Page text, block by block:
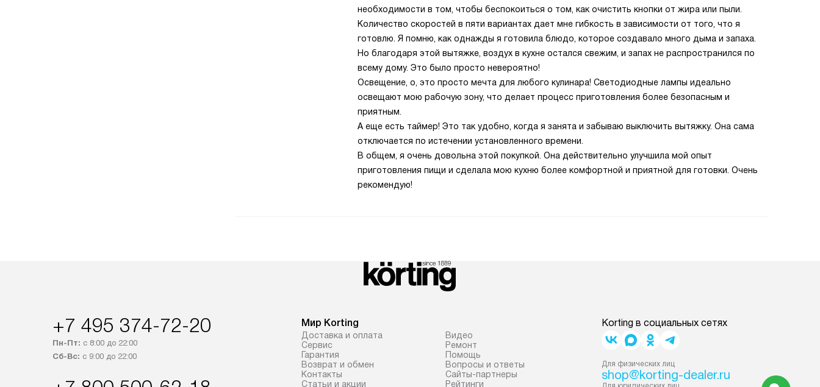
необходимости в том, чтобы беспокоиться о том, как очистить кнопки от жира или пыли.
Количество скоростей в пяти вариантах дает мне гибкость в зависимости от того, что я
готовлю. Я помню, как однажды я готовила блюдо, которое создавало много дыма и запаха.
Но благодаря этой вытяжке, воздух в кухне остался свежим, и запах не распространился по
всему дому. Это было просто невероятно!
Освещение, о, это просто мечта для любого кулинара! Светодиодные лампы идеально
освещают мою рабочую зону, что делает процесс приготовления более безопасным и
приятным.
А еще есть таймер! Это так удобно, когда я занята и забываю выключить вытяжку. Она сама
отключается по истечении установленного времени.
В общем, я очень довольна этой покупкой. Она действительно улучшила мой опыт
приготовления пищи и сделала мою кухню более комфортной и приятной для готовки. Очень
рекомендую!
+7 495 374-72-20
Пн-Пт: с 8:00 до 22:00
Сб-Вс: с 9:00 до 22:00
Мир Korting
Доставка и оплата
Сервис
Гарантия
Возврат и обмен
Контакты
Статьи и акции
Видео
Ремонт
Помощь
Вопросы и ответы
Сайты-партнеры
Рейтинги
Korting в социальных сетях
Для физических лиц
shop@korting-dealer.ru